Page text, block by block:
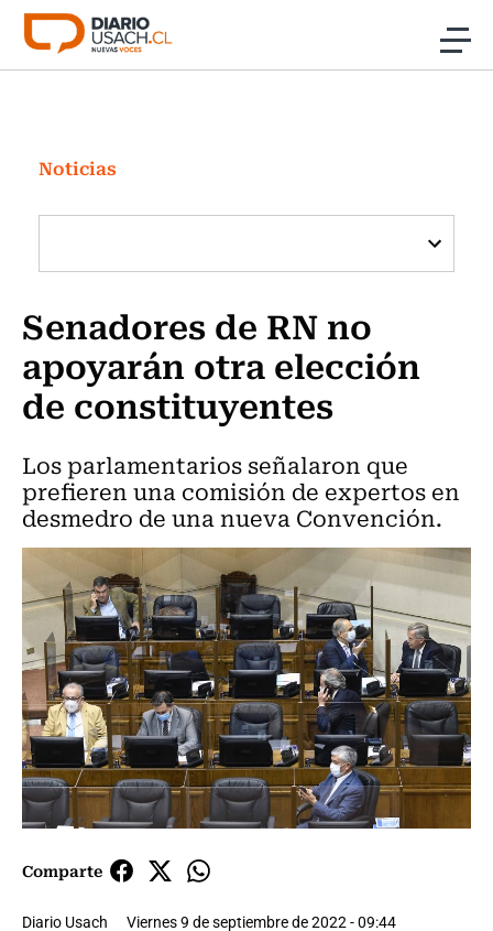
Click acá para ir directamente al contenido
Investigación
Cultura
Programas Radio y TV Usach
Noticias
Senadores de RN no
apoyarán otra elección
de constituyentes
Los parlamentarios señalaron que
prefieren una comisión de expertos en
desmedro de una nueva Convención.
Comparte
Diario Usach Viernes 9 de septiembre de 2022 - 09:44